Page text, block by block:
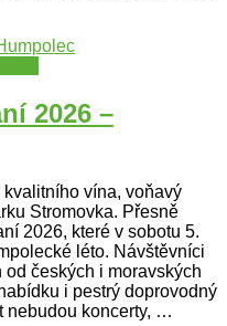
2026 –
vína, voňavý
Stromovka. Přesně
2026, které v sobotu 5.
léto. Návštěvníci
českých i moravských
i pestrý doprovodný
nebudou koncerty, …